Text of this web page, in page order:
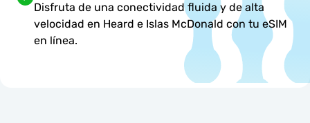
Disfruta de una conectividad fluida y de alta
velocidad en Heard e Islas McDonald con tu eSIM
en línea.